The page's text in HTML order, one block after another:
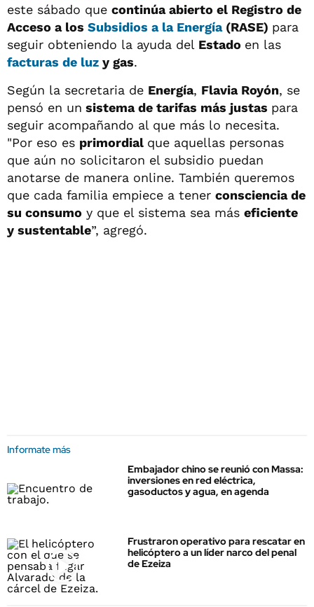
este sábado que continúa abierto el Registro de
Acceso a los Subsidios a la Energía(RASE) para
seguir obteniendo la ayuda del Estado en las
facturas de luz y gas.
Según la secretaria de Energía, Flavia Royón, se
pensó en un sistema de tarifas más justas para
seguir acompañando al que más lo necesita.
"Por eso es primordial que aquellas personas
que aún no solicitaron el subsidio puedan
anotarse de manera online. También queremos
que cada familia empiece a tener consciencia de
su consumo y que el sistema sea más eficiente
y sustentable”, agregó.
Informate más
Embajador chino se reunió con Massa:
inversiones en red eléctrica,
gasoductos y agua, en agenda
Frustraron operativo para rescatar en
helicóptero a un líder narco del penal
de Ezeiza